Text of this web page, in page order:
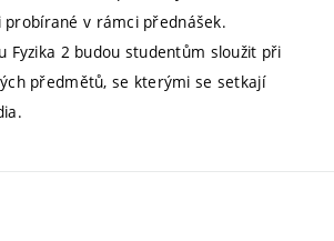
probírané v rámci přednášek.
Fyzika 2 budou studentům sloužit při
předmětů, se kterými se setkají